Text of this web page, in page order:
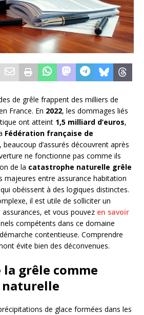
de grêle frappent des milliers de
France. En 2022, les dommages liés
ont atteint 1,5 milliard d’euros,
Fédération française de
beaucoup d’assurés découvrent après
ne fonctionne pas comme ils
de la catastrophe naturelle grêle
majeures entre assurance habitation
obéissent à des logiques distinctes.
il est utile de solliciter un
et vous pouvez en savoir
compétents dans ce domaine
contentieuse. Comprendre
évite bien des déconvenues.
grêle comme
de glace formées dans les